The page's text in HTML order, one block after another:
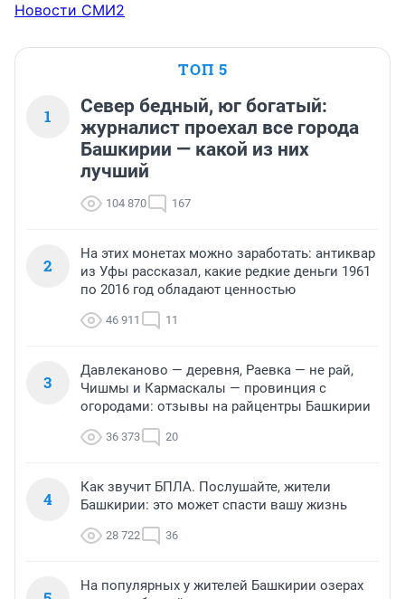
Новости СМИ2
ТОП 5
1
Север бедный, юг богатый:
журналист проехал все города
Башкирии — какой из них
лучший
104 870 167
2
На этих монетах можно заработать: антиквар
из Уфы рассказал, какие редкие деньги 1961
по 2016 год обладают ценностью
46 911 11
3
Давлеканово — деревня, Раевка — не рай,
Чишмы и Кармаскалы — провинция с
огородами: отзывы на райцентры Башкирии
36 373 20
4
Как звучит БПЛА. Послушайте, жители
Башкирии: это может спасти вашу жизнь
28 722 36
На популярных у жителей Башкирии озерах